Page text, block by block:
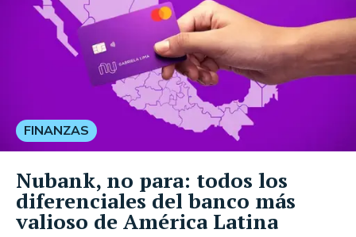
FINANZAS
Nubank, no para: todos los
diferenciales del banco más
valioso de América Latina